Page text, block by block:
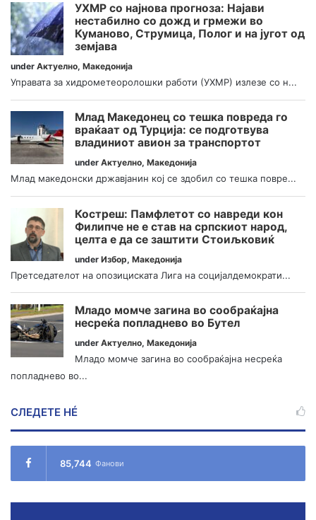
УХМР со најнова прогноза: Најави
нестабилно со дожд и грмежи во
Куманово, Струмица, Полог и на југот од
земјава
under Актуелно, Македонија
Управата за хидрометеоролошки работи (УХМР) излезе со н...
Млад Македонец со тешка повреда го
враќаат од Турција: се подготвува
владиниот авион за транспортот
under Актуелно, Македонија
Млад македонски државјанин кој се здобил со тешка повре...
Костреш: Памфлетот со навреди кон
Филипче не е став на српскиот народ,
целта е да се заштити Стоиљковиќ
under Избор, Македонија
Претседателот на опозициската Лига на социјалдемократи...
Младо момче загина во сообраќајна
несреќа попладнево во Бутел
under Актуелно, Македонија
Младо момче загина во сообраќајна несреќа
попладнево во...
СЛЕДЕТЕ НÉ
85,744 Фанови